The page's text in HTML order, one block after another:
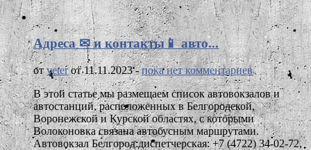
Адреса ✉ и контакты📱 авто...
отveterот 11.11.2023 -пока нет комментариев
В этой статье мы размещаем список автовокзалов и
автостанций, расположенных в Белгородской,
Воронежской и Курской областях, с которыми
Волоконовка связана автобусным маршрутами.
Автовокзал Белгород:диспетчерская: +7 (4722) 34-02-72,